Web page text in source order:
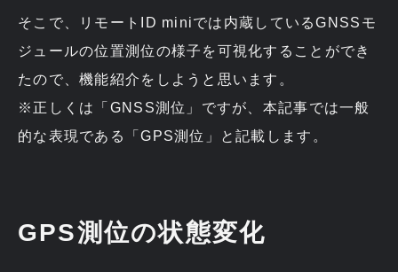
そこで、リモートID miniでは内蔵しているGNSSモ
ジュールの位置測位の様子を可視化することができ
たので、機能紹介をしようと思います。
※正しくは「GNSS測位」ですが、本記事では一般
的な表現である「GPS測位」と記載します。
GPS測位の状態変化